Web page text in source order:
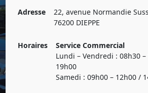
Adresse
22, avenue Normandie
76200 DIEPPE
Horaires
Service Commercial
Lundi – Vendredi : 08h30
19h00
Samedi : 09h00 – 12h00 /